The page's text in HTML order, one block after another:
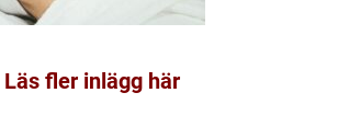
Läs fler inlägg här